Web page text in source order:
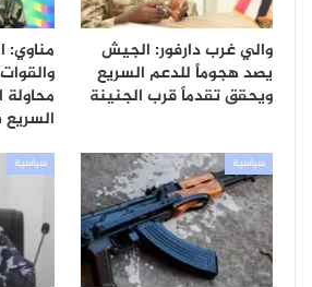
والي غرب دارفور: الجيش
يصد هجوماً للدعم السريع
ويحقق تقدماً قرب الجنينة
مناوي:
محاولة
سياسية سياسية